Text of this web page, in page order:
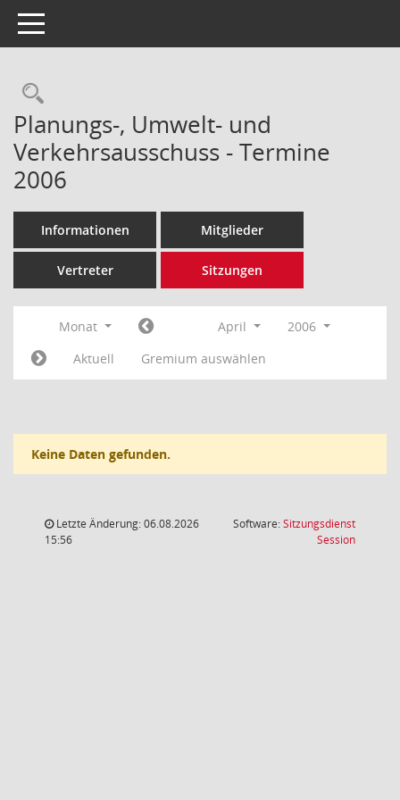
Toggle navigation
Rechercheauswahl
Planungs-, Umwelt- und
Verkehrsausschuss - Termine
2006
Informationen Mitglieder
Vertreter Sitzungen
Monat April
2006
Aktuell
Gremium auswählen
Keine Daten gefunden.
Letzte Änderung: 06.08.2026
15:56
Software:Sitzungsdienst
Session(Wird in